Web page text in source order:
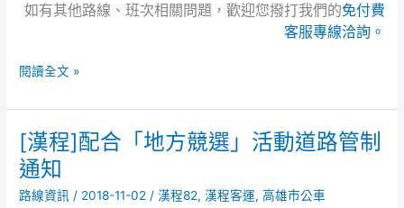
如有其他路線、班次相關問題，歡迎您撥打我們的免付費
客服專線洽詢。
員
考
建
築
師、
技
師、
閱讀全文 »
[漢程]配合「地方競選」活動道路管制
通知
路線資訊 / 2018-11-02 /漢程82,漢程客運,高雄市公車
[漢
程]
配
合